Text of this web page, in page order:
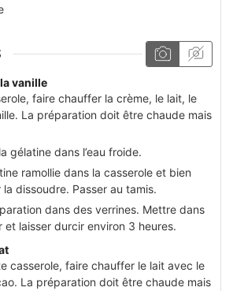
vanille
faire chauffer la crème, le lait, le
La préparation doit être chaude mais
gélatine dans l’eau froide.
ramollie dans la casserole et bien
dissoudre. Passer au tamis.
dans des verrines. Mettre dans
et laisser durcir environ 3 heures.
casserole, faire chauffer le lait avec le
La préparation doit être chaude mais